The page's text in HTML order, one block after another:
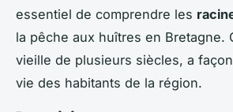
essentiel de comprendre les
la pêche aux huîtres en Bretagne.
vieille de plusieurs siècles, a
vie des habitants de la région.